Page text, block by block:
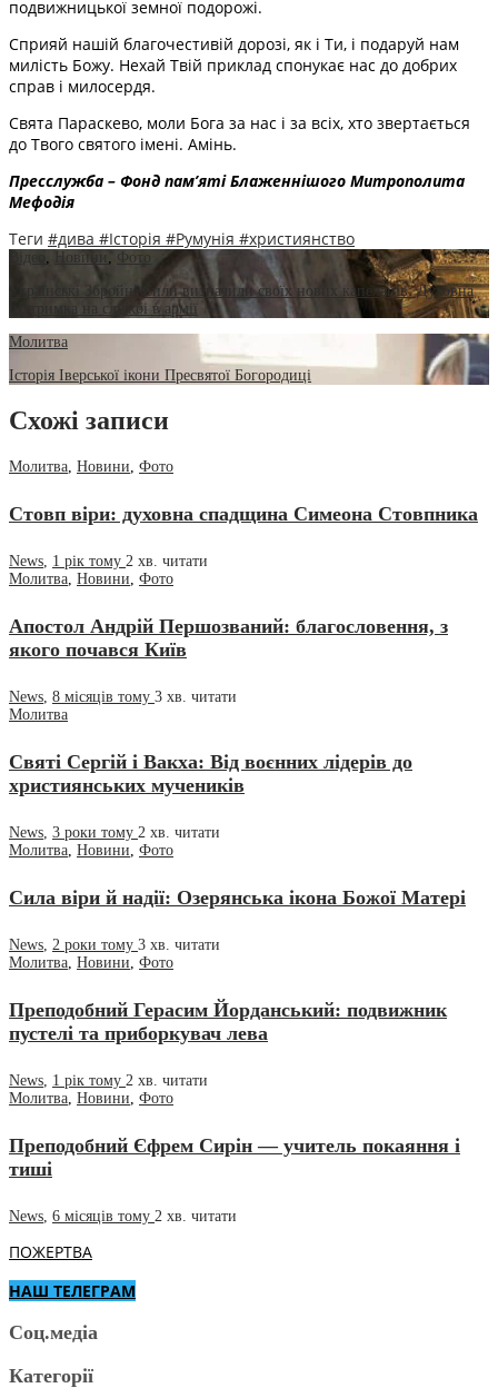
подвижницької земної подорожі.
Сприяй нашій благочестивій дорозі, як і Ти, і подаруй нам
милість Божу. Нехай Твій приклад спонукає нас до добрих
справ і милосердя.
Свята Параскево, моли Бога за нас і за всіх, хто звертається
до Твого святого імені. Амінь.
Пресслужба – Фонд пам’яті Блаженнішого Митрополита
Мефодія
Теги #дива #Історія #Румунія #християнство
Новини
Фото
Українські Збройні Сили визначили своїх нових капеланів: Духовна
підтримка на службі в армії
Молитва
Історія Іверської ікони Пресвятої Богородиці
Схожі записи
Молитва, Новини, Фото
Стовп віри: духовна спадщина Симеона Стовпника
News, 1 рік тому 2 хв. читати
Молитва, Новини, Фото
Апостол Андрій Першозваний: благословення, з
якого почався Київ
News, 8 місяців тому 3 хв. читати
Молитва
Святі Сергій і Вакха: Від воєнних лідерів до
християнських мучеників
News, 3 роки тому 2 хв. читати
Молитва, Новини, Фото
Сила віри й надії: Озерянська ікона Божої Матері
News 2 роки тому 3 хв. читати
Молитва Новини Фото
Преподобний Герасим Йорданський: подвижник
пустелі та приборкувач лева
News 1 рік тому 2 хв. читати
Молитва Новини Фото
Преподобний Єфрем Сирін — учитель покаяння і
тиші
News 6 місяців тому 2 хв. читати
ПОЖЕРТВА
НАШ ТЕЛЕГРАМ
Соц.медіа
Категорії